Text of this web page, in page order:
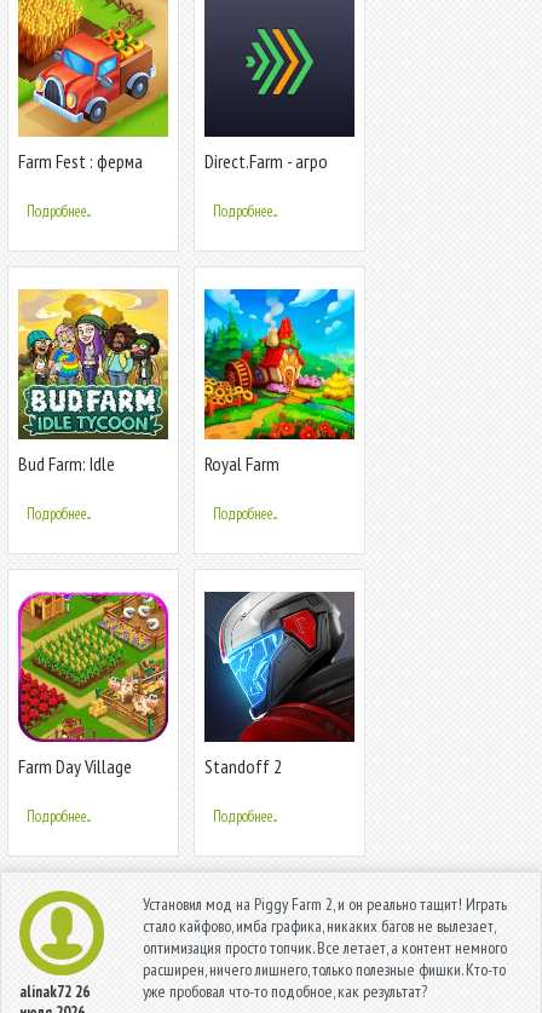
Farm Fest : ферма
Подробнее...
Direct.Farm - агро
Подробнее...
Bud Farm: Idle
Weed Farm
Подробнее...
Royal Farm
Подробнее...
Farm Day Village
Подробнее...
Standoff 2
Подробнее...
alinak72 26
Установил мод на Piggy Farm 2, и он реально тащит! Играть
стало кайфово, имба графика, никаких багов не вылезает,
оптимизация просто топчик. Все летает, а контент немного
расширен, ничего лишнего, только полезные фишки. Кто-то
уже пробовал что-то подобное, как результат?